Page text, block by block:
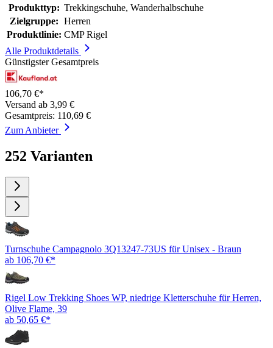
Produkttyp: Trekkingschuhe, Wanderhalbschuhe
Zielgruppe: Herren
Produktlinie: CMP Rigel
Alle Produktdetails
Günstigster Gesamtpreis
106,70 €*
Versand ab 3,99 €
Gesamtpreis: 110,69 €
Zum Anbieter
252 Varianten
Turnschuhe Campagnolo 3Q13247-73US für Unisex - Braun
ab 106,70 €*
Rigel Low Trekking Shoes WP, niedrige Kletterschuhe für Herren,
Olive Flame, 39
ab 50,65 €*